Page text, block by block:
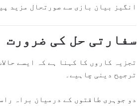
انگیز بیان بازی سے صورتحال مزید
سفارتی حل کی ضرورت
تجزیہ کاروں کا کہنا ہے کہ ایسے
ترجیح دینی چاہیے۔
دو جوہری طاقتوں کے درمیان براہ